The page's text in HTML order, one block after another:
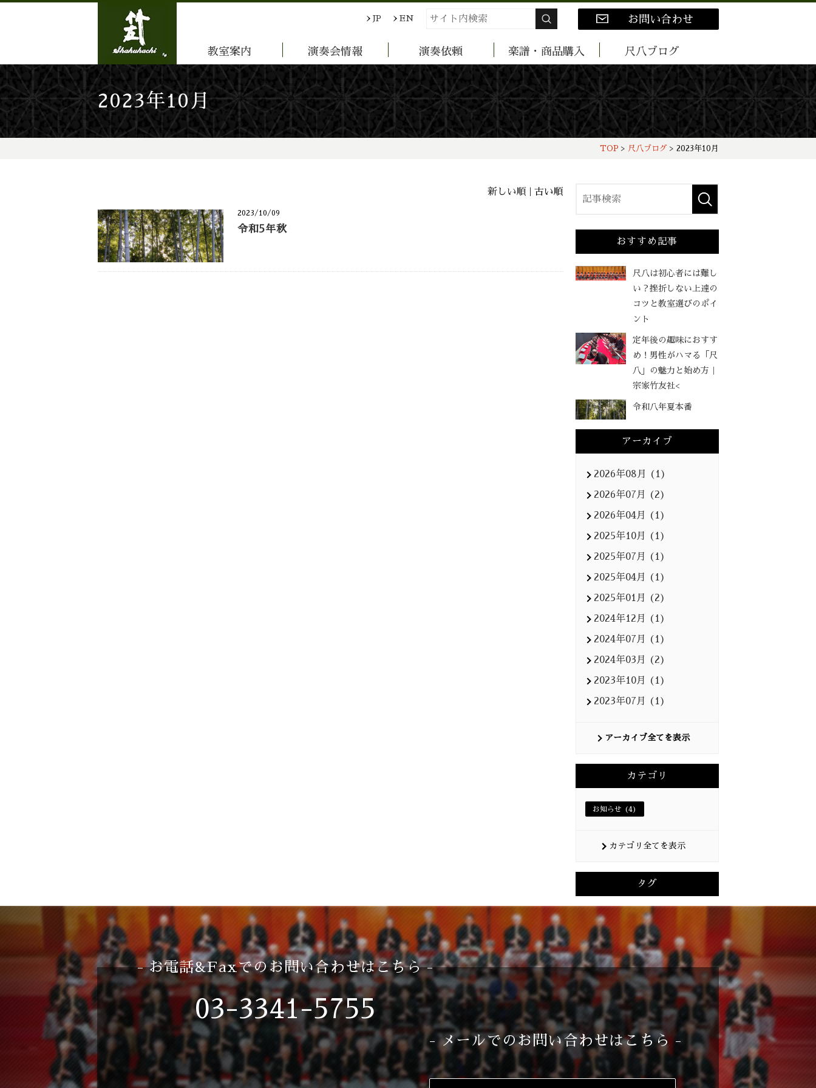
JP EN お問い合わせ
教室案内 演奏会情報 演奏依頼 楽譜・商品購入 尺八ブログ
2023年10月
TOP > 尺八ブログ> 2023年10月
新しい順 | 古い順
2023/10/09
令和5年秋
おすすめ記事
尺八は初心者には難し
い？挫折しない上達の
コツと教室選びのポイ
ント
定年後の趣味におすす
め！男性がハマる「尺
八」の魅力と始め方｜
宗家竹友社<
令和八年夏本番
アーカイブ
2026年08月 (1)
2026年07月 (2)
2026年04月 (1)
2025年10月 (1)
2025年07月 (1)
2025年04月 (1)
2025年01月 (2)
2024年12月 (1)
2024年07月 (1)
2024年03月 (2)
2023年10月 (1)
2023年07月 (1)
アーカイブ全てを表示
カテゴリ
お知らせ (4)
カテゴリ全てを表示
タグ
- お電話&Faxでのお問い合わせはこちら -
03-3341-5755
- メールでのお問い合わせはこちら -